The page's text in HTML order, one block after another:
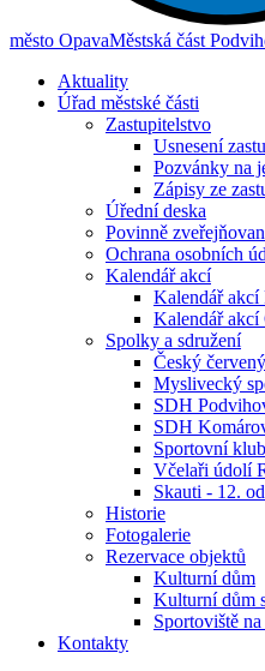
město OpavaMěstská část
Aktuality
Úřad městské části
Zastupitelstvo
Usnesení
Pozvánky na
Zápisy ze
Úřední deska
Povinně
Ochrana osobních
Kalendář akcí
Kalendář akcí
Kalendář akcí
Spolky a sdružení
Český
Myslivecký
SDH
SDH
Sportovní
Včelaři údolí
Skauti - 12.
Historie
Fotogalerie
Rezervace objektů
Kulturní dům
Kulturní dům
Sportoviště
Kontakty